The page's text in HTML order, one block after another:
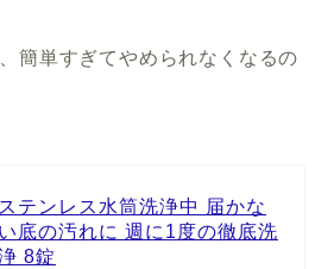
簡単すぎてやめられなくなるの
ステンレス水筒洗浄中 届かな
い底の汚れに 週に1度の徹底洗
8錠